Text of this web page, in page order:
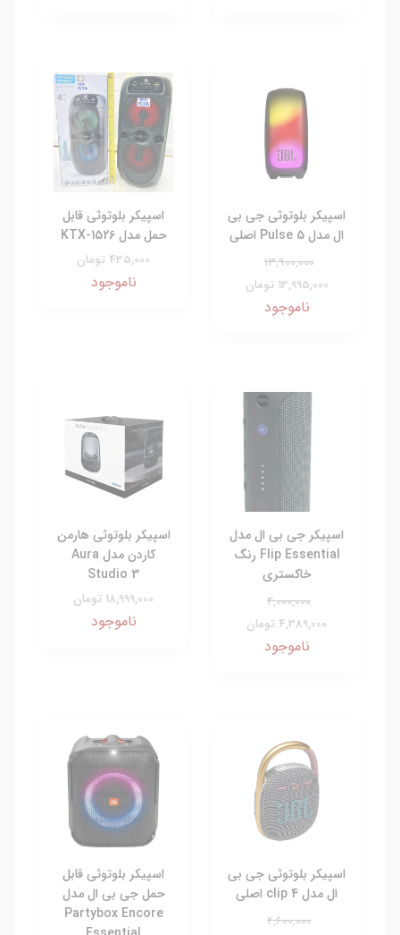
اسپیکر بلوتوثی جی بی
ال مدل Pulse 5 اصلی
13,900,000
13,995,000 تومان
ناموجود
اسپیکر بلوتوثی قابل
حمل مدل KTX-1526
435,000 تومان
ناموجود
اسپیکر جی بی ال مدل
Flip Essential رنگ
خاکستری
4,000,000
4,389,000 تومان
ناموجود
اسپیکر بلوتوثی هارمن
کاردن مدل Aura
Studio 3
18,999,000 تومان
ناموجود
اسپیکر بلوتوثی جی بی
ال مدل clip 4 اصلی
2,600,000
اسپیکر بلوتوثی قابل
حمل جی بی ال مدل
Partybox Encore